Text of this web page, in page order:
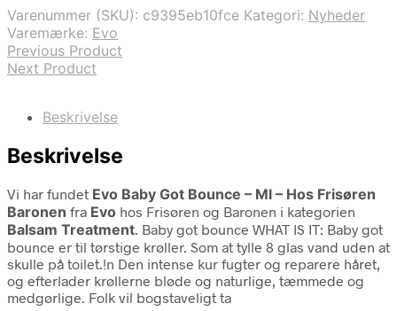
Varenummer (SKU): c9395eb10fce Kategori: Nyheder
Varemærke: Evo
Previous Product
Next Product
Beskrivelse
Beskrivelse
Vi har fundet Evo Baby Got Bounce – Ml – Hos Frisøren
Baronen fra Evo hos Frisøren og Baronen i kategorien
Balsam Treatment. Baby got bounce WHAT IS IT: Baby got
bounce er til tørstige krøller. Som at tylle 8 glas vand uden at
skulle på toilet.!n Den intense kur fugter og reparere håret,
og efterlader krøllerne bløde og naturlige, tæmmede og
medgørlige. Folk vil bogstaveligt ta